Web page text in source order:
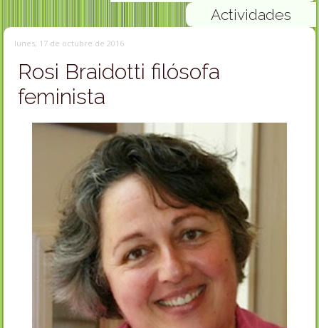
Actividades
lunes, 17 de octubre de 2016
Rosi Braidotti filósofa
feminista